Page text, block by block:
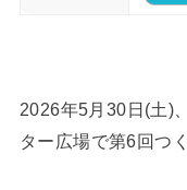
2026年5月30日(土)
ター広場で第6回つ